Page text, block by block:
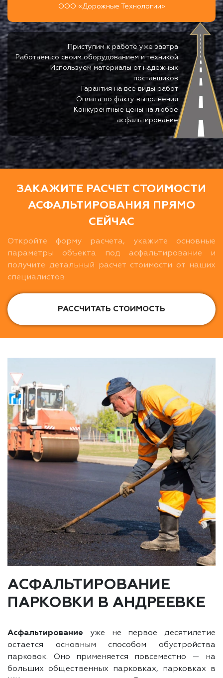
ООО «Дорожные Технологии»
Приступим к работе уже завтра
Работаем со своим оборудованием и техникой
Используем материалы от надежных
поставщиков
Гарантия на все виды работ
Оплата по факту выполнения
Конкурентные цены на любое
асфальтирование
ЗАКАЖИТЕ РАСЧЕТ СТОИМОСТИ
АСФАЛЬТИРОВАНИЯ ПРЯМО
СЕЙЧАС
Откройте форму расчета, укажите основные
параметры объекта под асфальтирование и
получите детальный расчет стоимости от наших
специалистов
РАССЧИТАТЬ СТОИМОСТЬ
АСФАЛЬТИРОВАНИЕ
ПАРКОВКИ В АНДРЕЕВКЕ
Асфальтирование уже не первое десятилетие
остается основным способом обустройства
парковок. Оно применяется повсеместно — на
больших общественных парковках, парковках в